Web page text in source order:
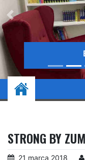
STRONG BY
21 marca 2018